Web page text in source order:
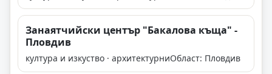
Занаятчийски център "Бакалова къща" -
Пловдив
култура и изкуство · архитектурниОбласт: Пловдив